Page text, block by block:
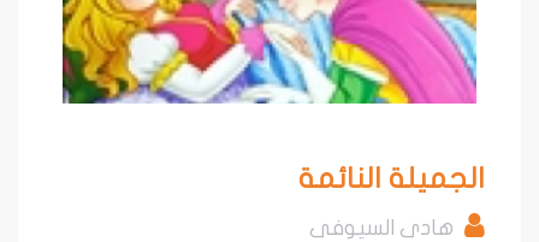
النائمة
هادى السيوفى